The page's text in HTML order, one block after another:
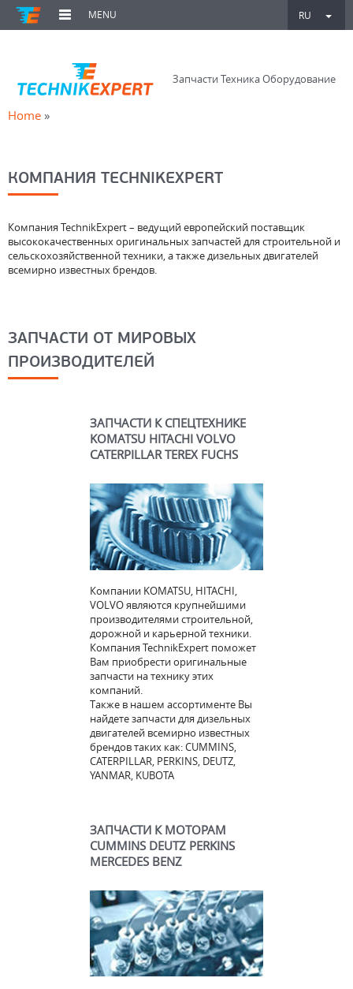
MENU RU
Запчасти Техника Оборудование
Home »
КОМПАНИЯ TECHNIKEXPERT
Компания TechnikExpert – ведущий европейский поставщик
высококачественных оригинальных запчастей для строительной и
сельскохозяйственной техники, а также дизельных двигателей
всемирно известных брендов.
ЗАПЧАСТИ ОТ МИРОВЫХ
ПРОИЗВОДИТЕЛЕЙ
ЗАПЧАСТИ К СПЕЦТЕХНИКЕ
KOMATSU HITACHI VOLVO
CATERPILLAR TEREX FUCHS
Компании KOMATSU, HITACHI,
VOLVO являются крупнейшими
производителями строительной,
дорожной и карьерной техники.
Компания TechnikExpert поможет
Вам приобрести оригинальные
запчасти на технику этих
компаний.
Также в нашем ассортименте Вы
найдете запчасти для дизельных
двигателей всемирно известных
брендов таких как: CUMMINS,
CATERPILLAR, PERKINS, DEUTZ,
YANMAR, KUBOTA
ЗАПЧАСТИ К МОТОРАМ
CUMMINS DEUTZ PERKINS
MERCEDES BENZ